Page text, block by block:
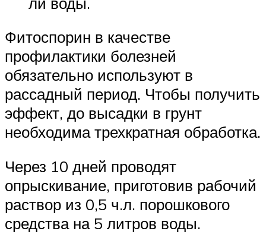
Фитоспорин в качестве
профилактики болезней
обязательно используют в
рассадный период. Чтобы получить
эффект, до высадки в грунт
необходима трехкратная обработка.
Через 10 дней проводят
опрыскивание, приготовив рабочий
раствор из 0,5 ч.л. порошкового
средства на 5 литров воды.